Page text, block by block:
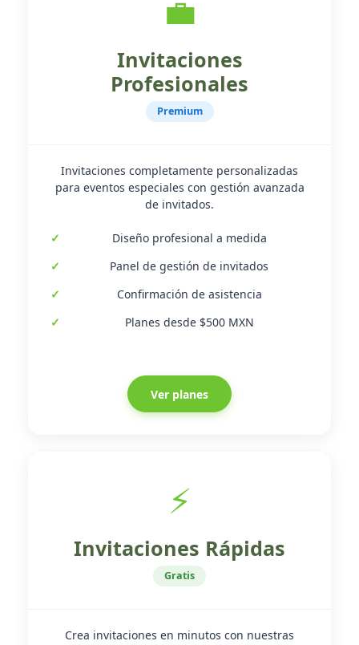
💼
Invitaciones
Profesionales
Premium
Invitaciones completamente personalizadas
para eventos especiales con gestión avanzada
de invitados.
Diseño profesional a medida
Panel de gestión de invitados
Confirmación de asistencia
Planes desde $500 MXN
Ver planes
⚡
Invitaciones Rápidas
Gratis
Crea invitaciones en minutos con nuestras